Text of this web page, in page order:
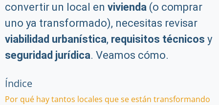
convertir un local en vivienda (o comprar
uno ya transformado), necesitas revisar
viabilidad urbanística, requisitos técnicos y
seguridad jurídica. Veamos cómo.
Índice
Por qué hay tantos locales que se están transformando